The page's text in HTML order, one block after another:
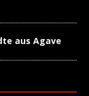
aus Agave